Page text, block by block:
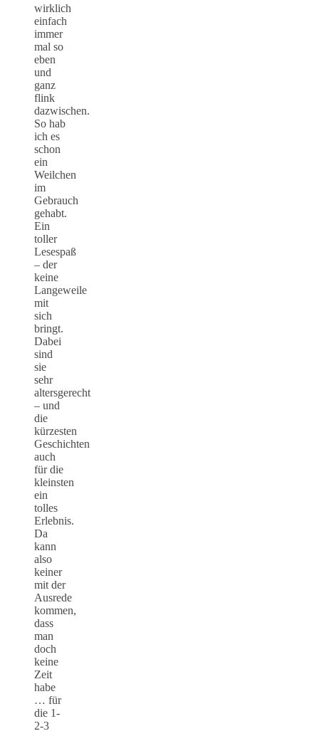
wirklich
einfach
immer
mal so
eben
und
ganz
flink
dazwischen.
So hab
ich es
schon
ein
Weilchen
im
Gebrauch
gehabt.
Ein
toller
Lesespaß
– der
keine
Langeweile
mit
sich
bringt.
Dabei
sind
sie
sehr
altersgerecht
– und
die
kürzesten
Geschichten
auch
für die
kleinsten
ein
tolles
Erlebnis.
Da
kann
also
keiner
mit der
Ausrede
kommen,
dass
man
doch
keine
Zeit
habe
… für
die 1-
2-3